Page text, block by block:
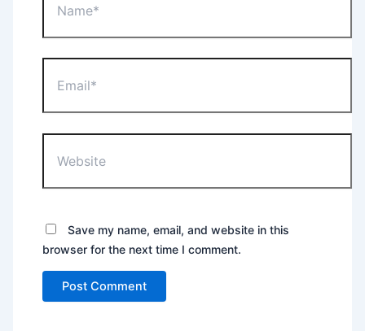
Save my name, email, and website in this
browser for the next time I comment.